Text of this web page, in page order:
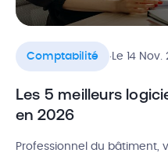
Comptabilité .Le 14 Nov.
Les 5 meilleurs
en 2026
Professionnel du bâtiment,